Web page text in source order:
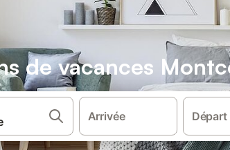
de vacances
Arrivée Départ